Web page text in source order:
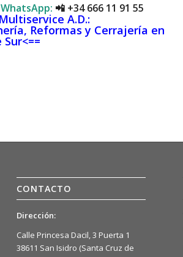
WhatsApp: 📲 +34 666 11 91 55
A.D.:
Reformas y Cerrajería en
CONTACTO
Dirección:
Calle Princesa Dacil, 3 Puerta 1
38611 San Isidro (Santa Cruz de